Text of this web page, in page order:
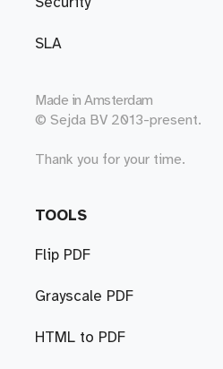
SLA
Made in Amsterdam
© Sejda BV 2013-present.
Thank you for your time.
TOOLS
Flip PDF
Grayscale PDF
HTML to PDF